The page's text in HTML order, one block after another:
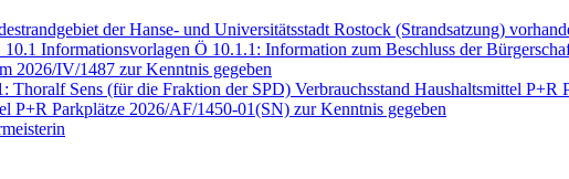
der Hanse- und Universitätsstadt Rostock (Strandsatzung)
Informationsvorlagen Ö 10.1.1: Information zum Beschluss der
2026/IV/1487 zur Kenntnis gegeben
Thoralf Sens (für die Fraktion der SPD) Verbrauchsstand Haushaltsmittel P+R
P+R Parkplätze 2026/AF/1450-01(SN) zur Kenntnis gegeben